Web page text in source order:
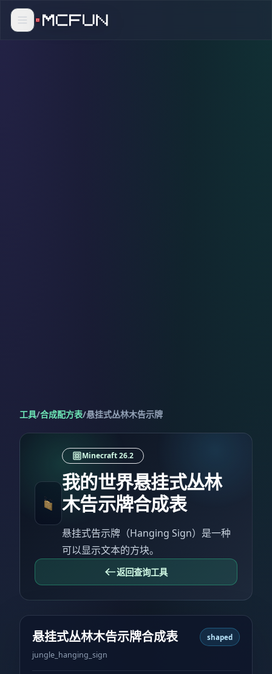
工具/合成配方表/悬挂式丛林木告示牌
Minecraft 26.2
我的世界悬挂式丛林
木告示牌合成表
悬挂式告示牌（Hanging Sign）是一种
可以显示文本的方块。
返回查询工具
悬挂式丛林木告示牌合成表
jungle_hanging_sign
shaped